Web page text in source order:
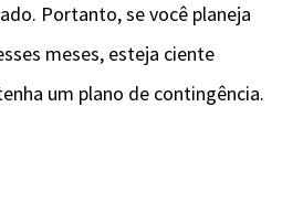
Portanto, se você planeja
meses, esteja ciente
um plano de contingência.